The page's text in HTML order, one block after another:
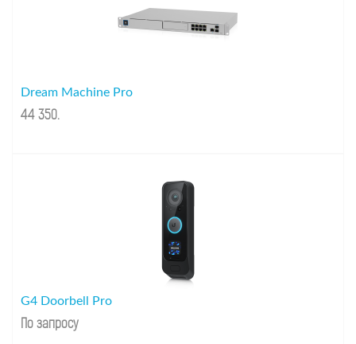
Dream Machine Pro
44 350.
G4 Doorbell Pro
По запросу